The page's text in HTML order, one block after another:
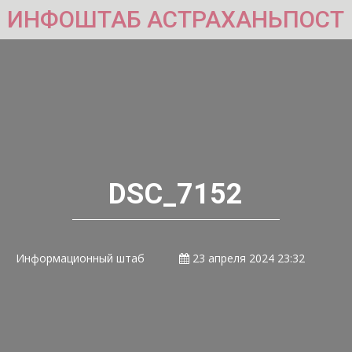
ИНФОШТАБ АСТРАХАНЬПОСТ
DSC_7152
Информационный штаб 23 апреля 2024 23:32